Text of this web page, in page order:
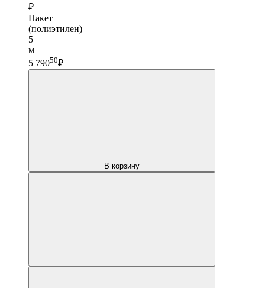
₽
Пакет
(полиэтилен)
5
м
5 79050₽
В корзину